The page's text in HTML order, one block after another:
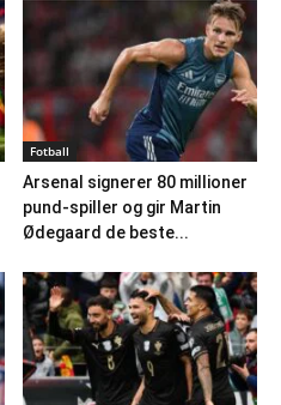
Fotball
Arsenal signerer 80 millioner
pund-spiller og gir Martin
Ødegaard de beste...